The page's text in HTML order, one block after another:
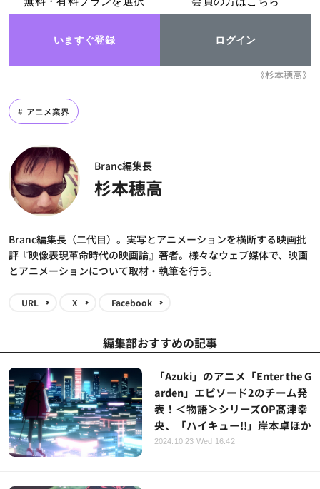
いますぐ登録 ログイン
《杉本穂高》
アニメ業界
Branc編集長
杉本穂高
Branc編集長（二代目）。実写とアニメーションを横断する映画批
評『映像表現革命時代の映画論』著者。様々なウェブ媒体で、映画
とアニメーションについて取材・執筆を行う。
URL X Facebook
編集部おすすめの記事
「Azuki」のアニメ「Enter the G
arden」エピソード2のチーム発
表！＜物語＞シリーズOP髙津幸
央、「ハイキュー!!」岸本卓ほか
2024.10.23 Wed 16:42